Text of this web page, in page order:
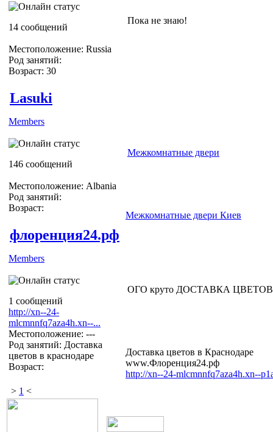
14 сообщений
Местоположение: Russia
Род занятий:
Возраст: 30
Пока не знаю!
Lasuki
Members
146 сообщений
Местоположение: Albania
Род занятий:
Возраст:
Межкомнатные двери
Межкомнатные двери Киев
флоренция24.рф
Members
1 сообщений
http://xn--24-
mlcmnnfq7aza4h.xn--...
Местоположение: ---
Род занятий: Доставка
цветов в краснодаре
Возраст:
ОГО круто ДОСТАВКА ЦВЕТОВ
Доставка цветов в Краснодаре
www.Флоренция24.рф
http://xn--24-mlcmnnfq7aza4h.xn--
> 1 <